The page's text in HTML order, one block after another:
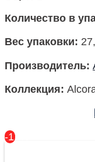
Количество в
Вес упаковки:
Производитель:
Коллекция:
-17%